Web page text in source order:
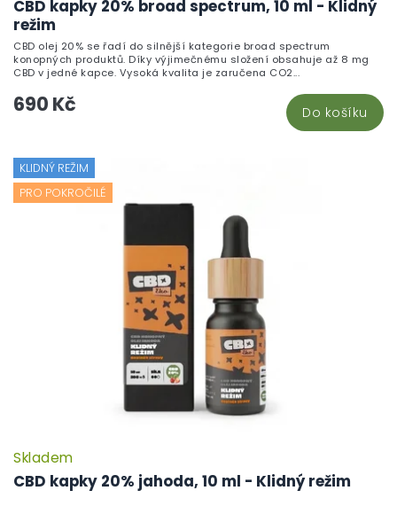
CBD kapky 20% broad spectrum, 10 ml - Klidný
režim
690 Kč Do košíku
CBD olej 20% se řadí do silnější kategorie broad spectrum
konopných produktů. Díky výjimečnému složení obsahuje až 8 mg
CBD v jedné kapce. Vysoká kvalita je zaručena CO2...
KLIDNÝ REŽIM
PRO POKROČILÉ
CBD kapky 20% jahoda, 10 ml - Klidný režim
Skladem